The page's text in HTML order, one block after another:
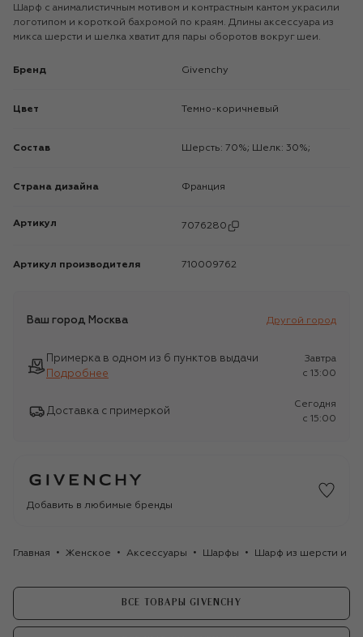
Шарф с анималистичным мотивом и контрастным кантом украсили
логотипом и короткой бахромой по краям. Длины аксессуара из
микса шерсти и шелка хватит для пары оборотов вокруг шеи.
Бренд Givenchy
Цвет Темно-коричневый
Состав Шерсть: 70%; Шелк: 30%;
Страна дизайна Франция
Артикул 7076280
Артикул производителя 710009762
Ваш город Москва Другой город
Примерка в одном из 6 пунктов выдачи
Подробнее
Завтра
c 13:00
Доставка с примеркой
Сегодня
c 15:00
Добавить в любимые бренды
Главная Женское Аксессуары Шарфы Шарф из шерсти и
ВСЕ ТОВАРЫ GIVENCHY